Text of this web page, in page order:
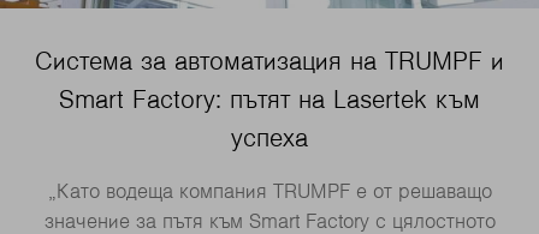
Система за автоматизация на TRUMPF и
Smart Factory: пътят на Lasertek към
успеха
„Като водеща компания TRUMPF е от решаващо
значение за пътя към Smart Factory с цялостното